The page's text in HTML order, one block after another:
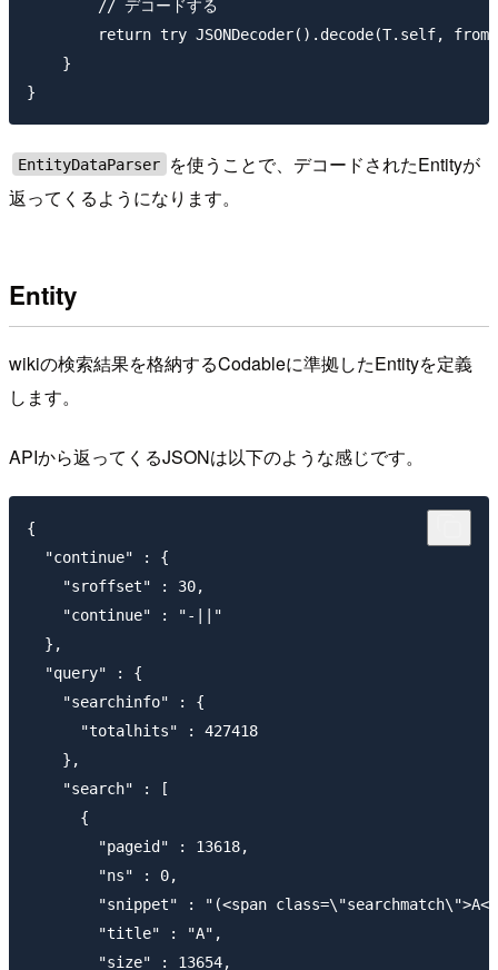
        // デコードする
return try JSONDecoder().decode(T.self,
    }
EntityDataParser
を使うことで、デコードされたEntityが
返ってくるようになります。
Entity
wikiの検索結果を格納するCodableに準拠したEntityを定義
します。
APIから返ってくるJSONは以下のような感じです。
{
  "continue" : {
    "sroffset" : 30,
    "continue" : "-||"
  },
  "query" : {
    "searchinfo" : {
      "totalhits" : 427418
    },
    "search" : [
      {
        "pageid" : 13618,
        "ns" : 0,
"snippet" : "(<span class=\"searchmatch\">A<\/
        "title" : "A",
        "size" : 13654,